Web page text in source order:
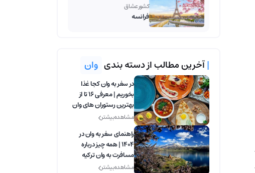
کشور عشاق
فرانسه
|آخرین مطالب از دسته بندی وان
در سفر به وان کجا غذا
بخوریم | معرفی 16 تا از
بهترین رستوران های وان
مشاهده بیشتر
راهنمای سفر به وان در
1404 | همه چیز درباره
مسافرت به وان ترکیه
مشاهده بیشتر